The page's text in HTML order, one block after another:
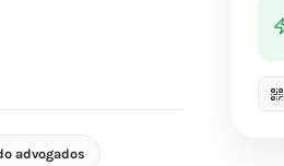
advogados